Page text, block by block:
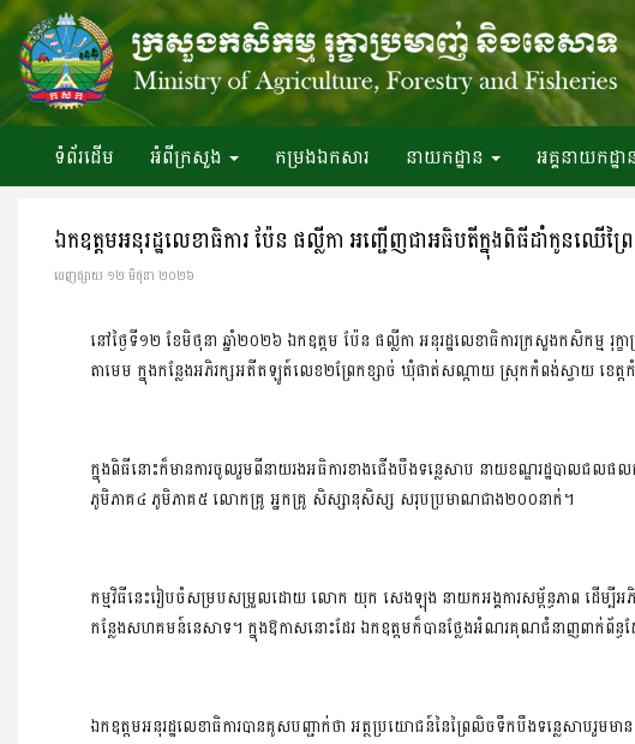
ទំព័រ​ដើម អំពី​ក្រសួង កម្រងឯកសារ នាយកដ្ឋាន អគ្គនាយកដ្ឋាន
ឯកឧត្តមអនុរដ្ឋលេខាធិការ ប៉ែន ផល្លីកា អញ្ជើញជាអធិបតីក្នុងពិធីដាំកូនឈើព្រ
ចេញ​ផ្សាយ​ ១២ មិថុនា ២០២៦
នៅថ្ងៃទី១២ ខែមិថុនា ឆ្នាំ២០២៦ ឯកឧត្ដម ប៉ែន ផល្លីកា អនុរដ្ឋលេខាធិការក្រសួងកសិកម្ម
តាមេម ក្នុងកន្លែងអភិរក្សអតីតឡូត៍លេខ២ព្រែកខ្សាច់ ឃុំផាត់សណ្តាយ ស្រុកកំពង់ស្វាយ ខេត្ត
ក្នុងពិធីនោះក៏មានការចូលរួមពីនាយរងអធិការខាងជើងបឹងទន្លេសាប នាយខណ្ឌរដ្ឋបាលជល
ភូមិភាគ៤ ភូមិភាគ៥ លោកគ្រូ អ្នកគ្រូ សិស្សានុសិស្ស សរុបប្រមាណជាង២០០នាក់។
កម្មវិធីនេះរៀបចំសម្របសម្រួលដោយ លោក យុក សេងឡុង នាយកអង្គការសម្ព័ន្ធភាព ដើម្បីអ
កន្លែងសហគមន៍នេសាទ។ ក្នុងឱកាសនោះដែរ ឯកឧត្ដមក៏បានថ្លែងអំណរគុណជំនាញពាក់ព័ន្ធ
ឯកឧត្តមអនុរដ្ឋលេខាធិការបានគូសបញ្ជាក់ថា អត្ថប្រយោជន៍នៃព្រៃលិចទឹកបឹងទន្លេសាបរួ